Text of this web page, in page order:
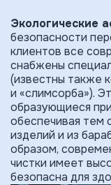
Экологические
безопасности
клиентов все
снабжены
(известны также
и «слимсорба»).
образующиеся
обеспечивая тем
изделий и из
образом,
чистки имеет
безопасна для